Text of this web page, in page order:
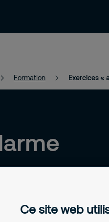
et ressources
Formation Exercices «
d'attaque
des exercices
Ce site web